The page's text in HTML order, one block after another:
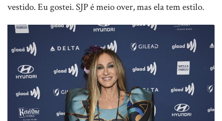
vestido. Eu gostei. SJP é meio over, mas ela tem estilo.